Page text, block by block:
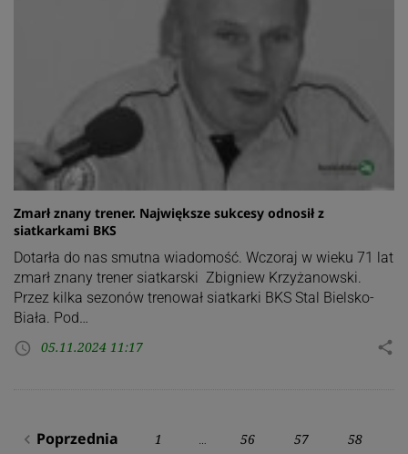
Zmarł znany trener. Największe sukcesy odnosił z
siatkarkami BKS
Dotarła do nas smutna wiadomość. Wczoraj w wieku 71 lat
zmarł znany trener siatkarski Zbigniew Krzyżanowski.
Przez kilka sezonów trenował siatkarki BKS Stal Bielsko-
Biała. Pod…
access_time 05.11.2024 11:17 share
Stronicowanie
navigate_before Poprzednia 1 56 57 58